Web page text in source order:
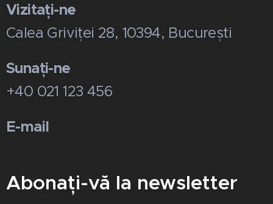
Vizitați-ne
Calea Griviței 28, 10394, București
Sunați-ne
+40 021 123 456
E-mail
Abonați-vă la newsletter